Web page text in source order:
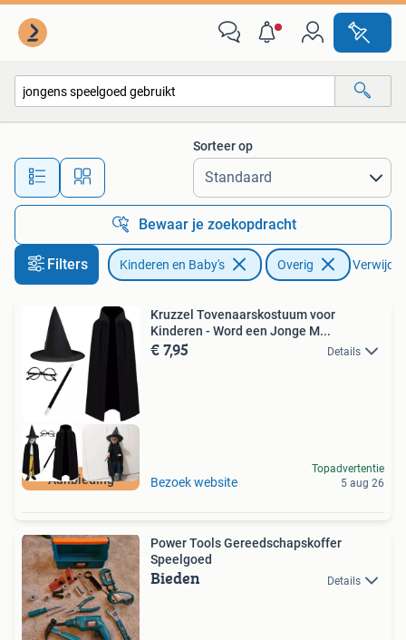
Alle afstanden…
Sorteer op
Bewaar je zoekopdracht
Filters Kinderen en Baby's Overig
Aanbieding
Kruzzel Tovenaarskostuum voor
Kinderen - Word een Jonge M...
€ 7,95 Details
Bezoek website
Topadvertentie
5 aug 26
Power Tools Gereedschapskoffer
Speelgoed
Bieden Details